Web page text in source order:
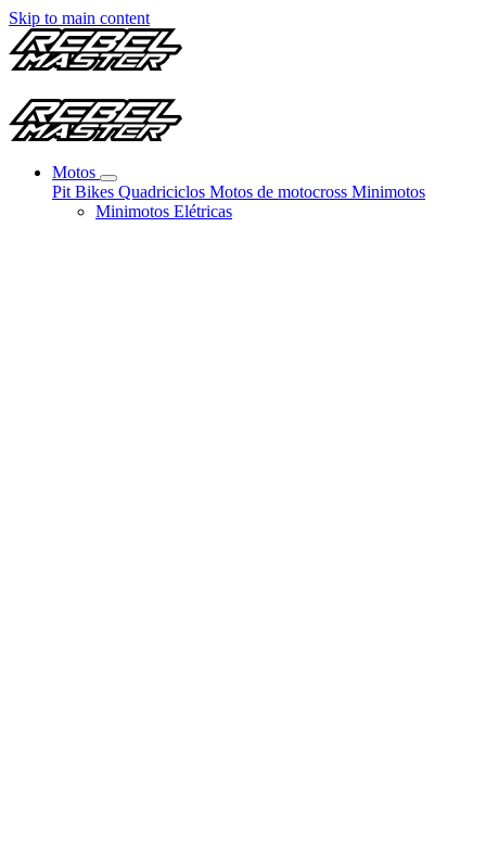
Skip to main content
Motos
Pit Bikes Quadriciclos Motos de motocross Minimotos
Minimotos Elétricas